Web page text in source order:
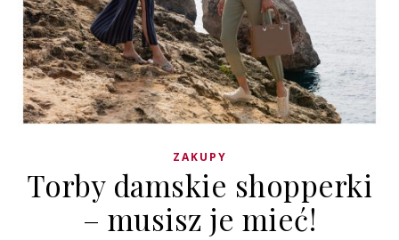
ZAKUPY
Torby damskie shopperki
– musisz je mieć!